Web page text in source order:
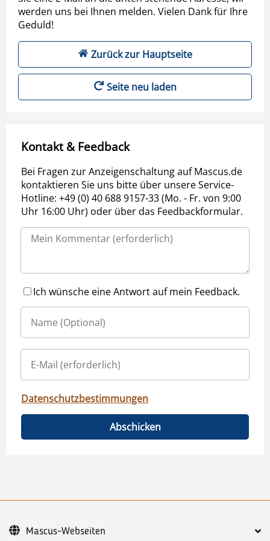
werden uns bei Ihnen melden. Vielen Dank für Ihre
Geduld!
Zurück zur Hauptseite
Seite neu laden
Kontakt & Feedback
Bei Fragen zur Anzeigenschaltung auf Mascus.de
kontaktieren Sie uns bitte über unsere Service-
Hotline: +49 (0) 40 688 9157-33 (Mo. - Fr. von 9:00
Uhr 16:00 Uhr) oder über das Feedbackformular.
Ich wünsche eine Antwort auf mein Feedback.
Datenschutzbestimmungen
Abschicken
Mascus-Webseiten